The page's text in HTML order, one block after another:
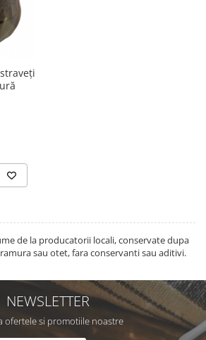
de la producatorii locali, conservate dupa
sau otet, fara conservanti sau aditivi.
NEWSLETTER
ofertele si promotiile noastre